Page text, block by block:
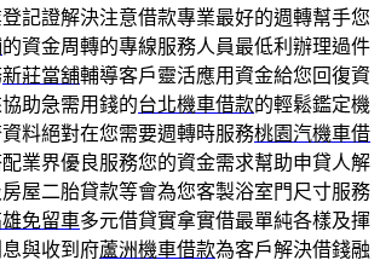
記證解決注意借款專業最好的週轉幫手您
的資金周轉的專線服務人員最低利辦理過件
新莊當舖輔導客戶靈活應用資金給您回復資
助急需用錢的台北機車借款的輕鬆鑑定機
料絕對在您需要週轉時服務桃園汽機車借
業界優良服務您的資金需求幫助申貸人解
房屋二胎貸款等會為您客製浴室門尺寸服務
雄免留車多元借貸實拿實借最單純各樣及揮
與收到府蘆洲機車借款為客戶解決借錢融